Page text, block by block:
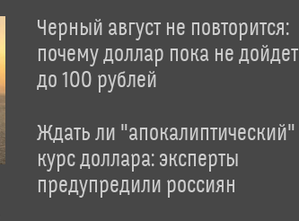
Черный август не повторится:
почему доллар пока не дойдет
до 100 рублей
Ждать ли "апокалиптический"
курс доллара: эксперты
предупредили россиян